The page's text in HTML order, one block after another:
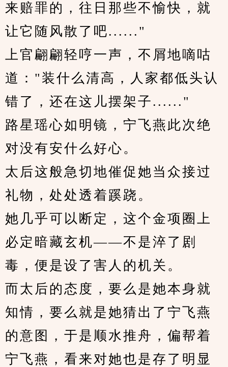
来赔罪的，往日那些不愉快，就
让它随风散了吧......"
上官翩翩轻哼一声，不屑地嘀咕
道："装什么清高，人家都低头认
错了，还在这儿摆架子......"
路星瑶心如明镜，宁飞燕此次绝
对没有安什么好心。
太后这般急切地催促她当众接过
礼物，处处透着蹊跷。
她几乎可以断定，这个金项圈上
必定暗藏玄机——不是淬了剧
毒，便是设了害人的机关。
而太后的态度，要么是她本身就
知情，要么就是她猜出了宁飞燕
的意图，于是顺水推舟，偏帮着
宁飞燕，看来对她也是存了明显